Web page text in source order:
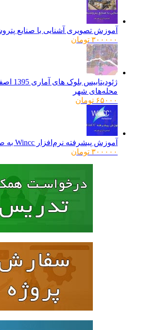
آموزش تصویری آشنایی با صنایع
۳۰۰۰۰۰ تومان
ژئودیتابیس بلوک های
محله‌های شهر
۶۵۰۰۰ تومان
آموزش پیشرفته نرم‌افزار Wincc به صورت تصویری
۳۰۰۰۰۰ تومان